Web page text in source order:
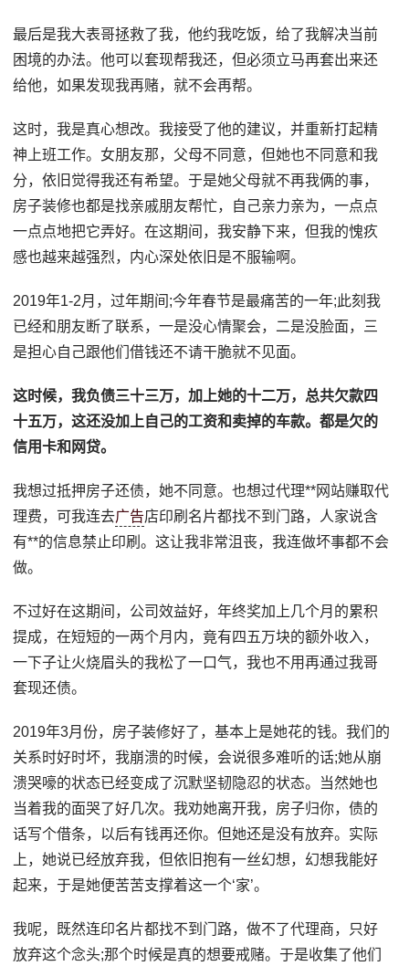
最后是我大表哥拯救了我，他约我吃饭，给了我解决当前
困境的办法。他可以套现帮我还，但必须立马再套出来还
给他，如果发现我再赌，就不会再帮。
这时，我是真心想改。我接受了他的建议，并重新打起精
神上班工作。女朋友那，父母不同意，但她也不同意和我
分，依旧觉得我还有希望。于是她父母就不再我俩的事，
房子装修也都是找亲戚朋友帮忙，自己亲力亲为，一点点
一点点地把它弄好。在这期间，我安静下来，但我的愧疚
感也越来越强烈，内心深处依旧是不服输啊。
2019年1-2月，过年期间;今年春节是最痛苦的一年;此刻我
已经和朋友断了联系，一是没心情聚会，二是没脸面，三
是担心自己跟他们借钱还不请干脆就不见面。
这时候，我负债三十三万，加上她的十二万，总共欠款四
十五万，这还没加上自己的工资和卖掉的车款。都是欠的
信用卡和网贷。
我想过抵押房子还债，她不同意。也想过代理**网站赚取代
理费，可我连去广告店印刷名片都找不到门路，人家说含
有**的信息禁止印刷。这让我非常沮丧，我连做坏事都不会
做。
不过好在这期间，公司效益好，年终奖加上几个月的累积
提成，在短短的一两个月内，竟有四五万块的额外收入，
一下子让火烧眉头的我松了一口气，我也不用再通过我哥
套现还债。
2019年3月份，房子装修好了，基本上是她花的钱。我们的
关系时好时坏，我崩溃的时候，会说很多难听的话;她从崩
溃哭嚎的状态已经变成了沉默坚韧隐忍的状态。当然她也
当着我的面哭了好几次。我劝她离开我，房子归你，债的
话写个借条，以后有钱再还你。但她还是没有放弃。实际
上，她说已经放弃我，但依旧抱有一丝幻想，幻想我能好
起来，于是她便苦苦支撑着这一个‘家’。
我呢，既然连印名片都找不到门路，做不了代理商，只好
放弃这个念头;那个时候是真的想要戒赌。于是收集了他们